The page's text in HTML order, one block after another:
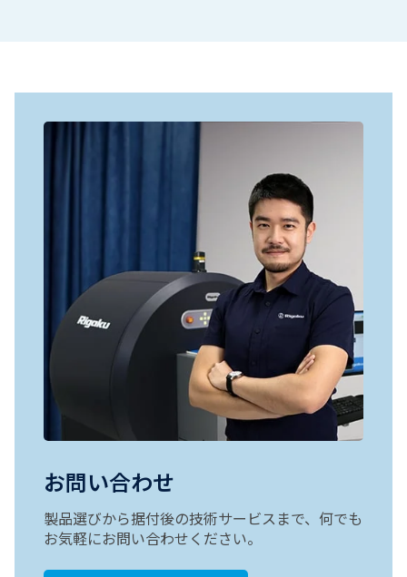
お問い合わせ
製品選びから据付後の技術サービスまで、何でも
お気軽にお問い合わせください。